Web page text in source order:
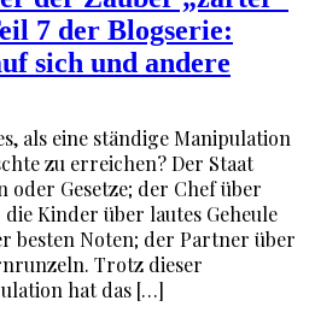
7 der Blogserie:
sich und andere
als eine ständige Manipulation
zu erreichen? Der Staat
Gesetze; der Chef über
Kinder über lautes Geheule
besten Noten; der Partner über
Trotz dieser
hat das […]